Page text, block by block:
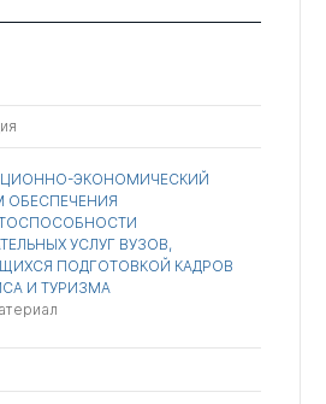
ЭКОНОМИЧЕСКИЙ
ОБЕСПЕЧЕНИЯ
УСЛУГ ВУЗОВ,
ПОДГОТОВКОЙ КАДРОВ
И ТУРИЗМА